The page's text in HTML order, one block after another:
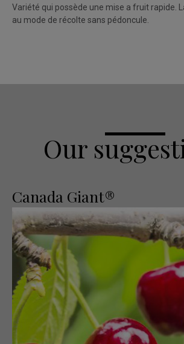
Variété qui possède une mise a fruit rapide.
au mode de récolte sans pédoncule.
Our
Canada Giant®